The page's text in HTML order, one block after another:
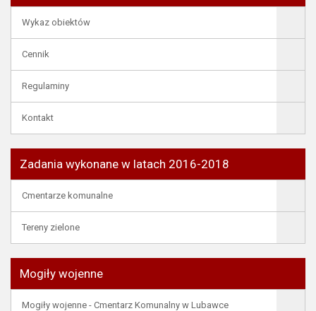
Wykaz obiektów
Cennik
Regulaminy
Kontakt
Zadania wykonane w latach 2016-2018
Cmentarze komunalne
Tereny zielone
Mogiły wojenne
Mogiły wojenne - Cmentarz Komunalny w Lubawce